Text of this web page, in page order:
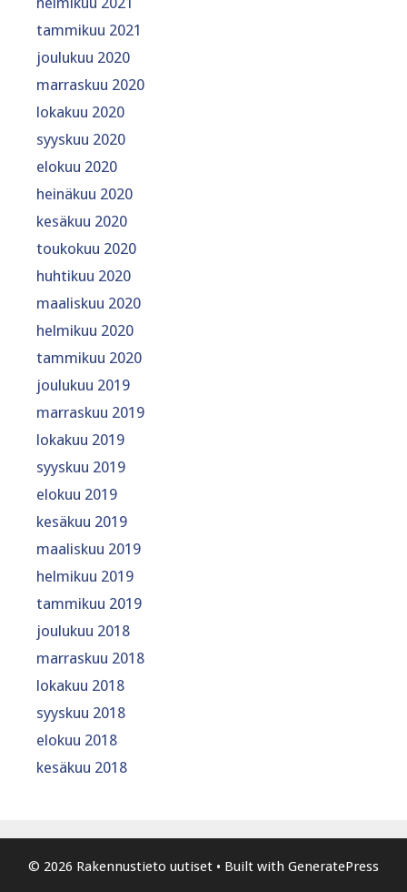
tammikuu 2021
joulukuu 2020
marraskuu 2020
lokakuu 2020
syyskuu 2020
elokuu 2020
heinäkuu 2020
kesäkuu 2020
toukokuu 2020
huhtikuu 2020
maaliskuu 2020
helmikuu 2020
tammikuu 2020
joulukuu 2019
marraskuu 2019
lokakuu 2019
syyskuu 2019
elokuu 2019
kesäkuu 2019
maaliskuu 2019
helmikuu 2019
tammikuu 2019
joulukuu 2018
marraskuu 2018
lokakuu 2018
syyskuu 2018
elokuu 2018
kesäkuu 2018
© 2026 Rakennustieto uutiset • Built with GeneratePress